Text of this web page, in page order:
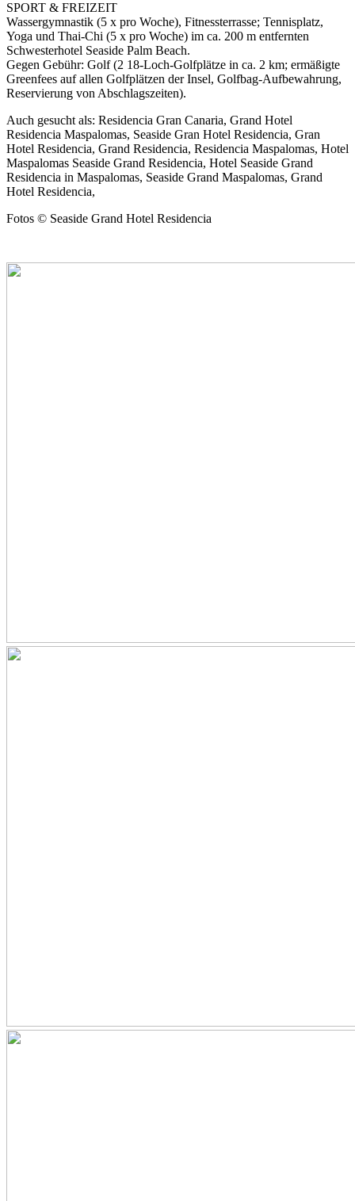
SPORT & FREIZEIT
Wassergymnastik (5 x pro Woche), Fitnessterrasse; Tennisplatz,
Yoga und Thai-Chi (5 x pro Woche) im ca. 200 m entfernten
Schwesterhotel Seaside Palm Beach.
Gegen Gebühr: Golf (2 18-Loch-Golfplätze in ca. 2 km; ermäßigte
Greenfees auf allen Golfplätzen der Insel, Golfbag-Aufbewahrung,
Reservierung von Abschlagszeiten).
Auch gesucht als: Residencia Gran Canaria, Grand Hotel
Residencia Maspalomas, Seaside Gran Hotel Residencia, Gran
Hotel Residencia, Grand Residencia, Residencia Maspalomas, Hotel
Maspalomas Seaside Grand Residencia, Hotel Seaside Grand
Residencia in Maspalomas, Seaside Grand Maspalomas, Grand
Hotel Residencia,
Fotos © Seaside Grand Hotel Residencia